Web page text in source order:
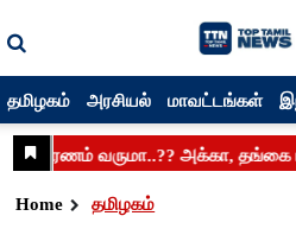
தமிழகம் அரசியல் மாவட்டங்கள்
Home தமிழகம்